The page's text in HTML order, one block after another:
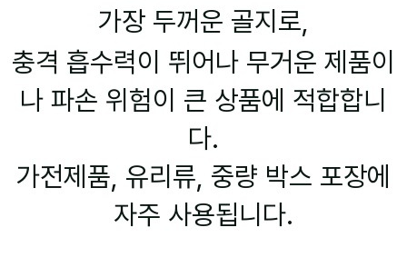
가장 두꺼운 골지로,
충격 흡수력이 뛰어나 무거운 제품이
나 파손 위험이 큰 상품에 적합합니
다.
가전제품, 유리류, 중량 박스 포장에
자주 사용됩니다.